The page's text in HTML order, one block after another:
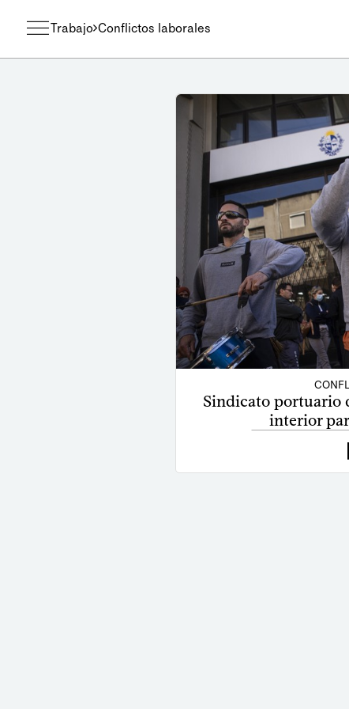
Trabajo Conflictos laborales
Sindicato portuario
interior